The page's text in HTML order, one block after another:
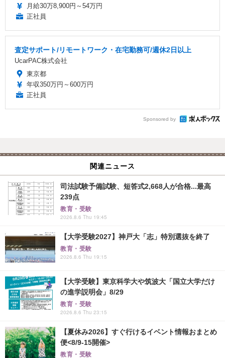
月給30万8,900円～54万円
正社員
査定サポート/リモートワーク・在宅勤務可/週休2日以上
UcarPAC株式会社
東京都
年収350万円～600万円
正社員
Sponsored by
関連ニュース
司法試験予備試験、短答式2,668人が合格...最高
239点
教育・受験
2026.8.6 Thu 19:45
【大学受験2027】神戸大「志」特別選抜を終了
教育・受験
2026.8.6 Thu 19:15
【大学受験】東京科学大や筑波大「国立大学だけ
の進学説明会」8/29
教育・受験
2026.8.6 Thu 23:15
【夏休み2026】すぐ行けるイベント情報おまとめ
便<8/9-15開催>
教育・受験